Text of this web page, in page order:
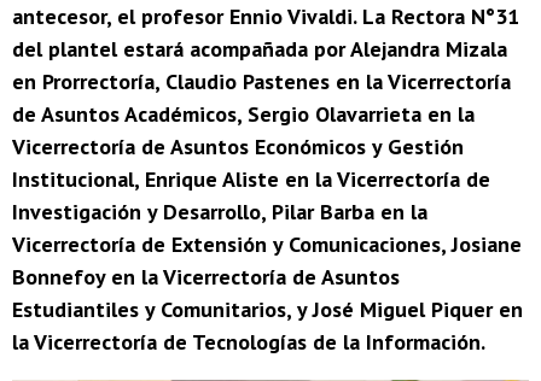
antecesor, el profesor Ennio Vivaldi. La Rectora N°31
del plantel estará acompañada por Alejandra Mizala
en Prorrectoría, Claudio Pastenes en la Vicerrectoría
de Asuntos Académicos, Sergio Olavarrieta en la
Vicerrectoría de Asuntos Económicos y Gestión
Institucional, Enrique Aliste en la Vicerrectoría de
Investigación y Desarrollo, Pilar Barba en la
Vicerrectoría de Extensión y Comunicaciones, Josiane
Bonnefoy en la Vicerrectoría de Asuntos
Estudiantiles y Comunitarios, y José Miguel Piquer en
la Vicerrectoría de Tecnologías de la Información.